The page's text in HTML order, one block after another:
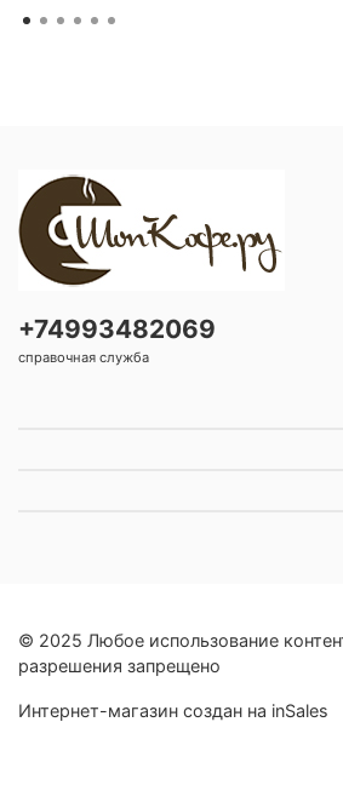
+74993482069
справочная служба
© 2025 Любое использование
разрешения запрещено
Интернет-магазин создан на inSales